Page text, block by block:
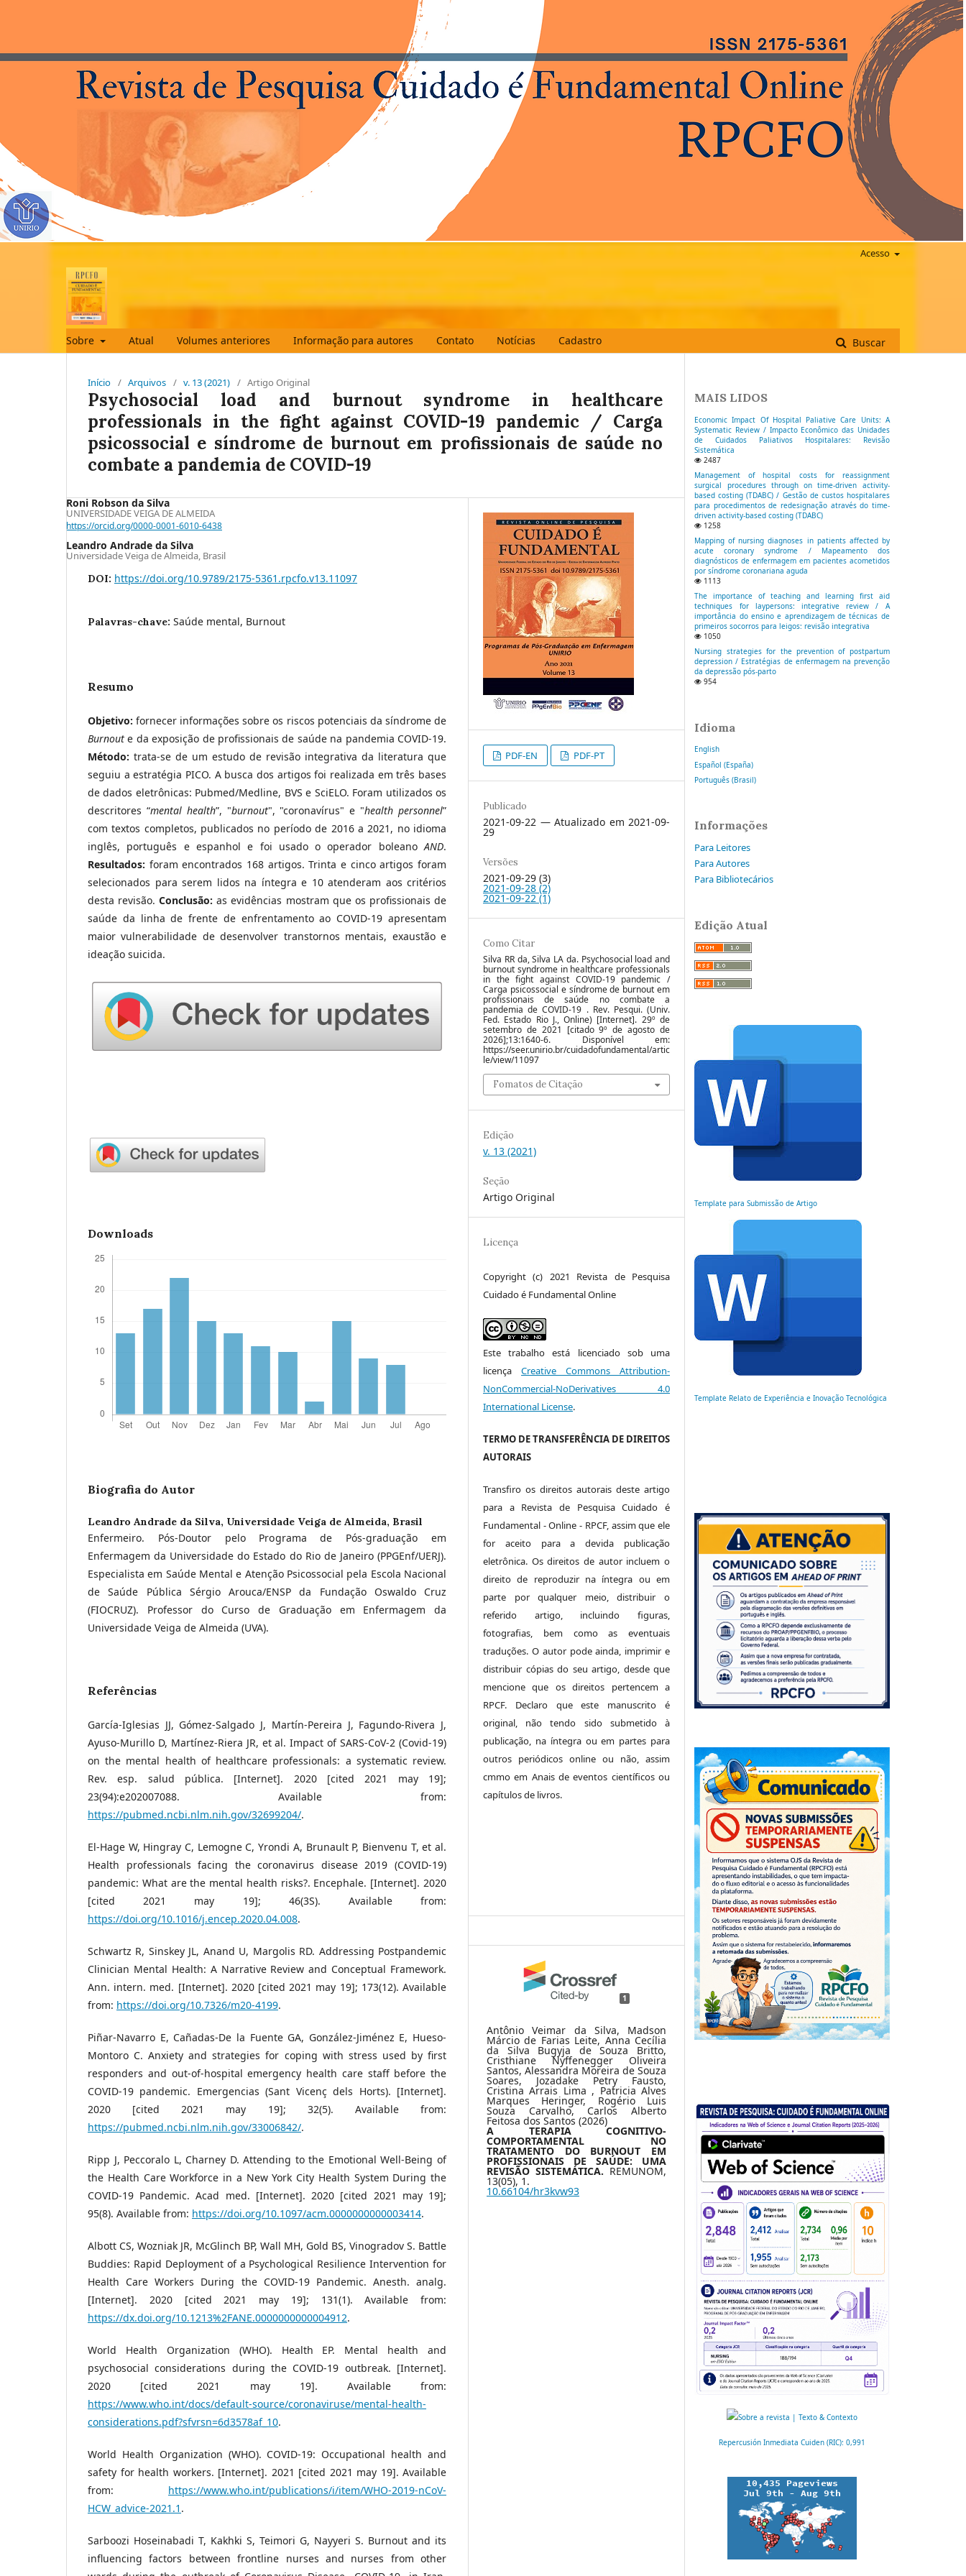
Sobre Atual Volumes anteriores Informação para autores Contato Notícias Cadastro Buscar
Acesso
Início / Arquivos / v. 13 (2021) / Artigo Original
Psychosocial load and burnout syndrome in healthcare
professionals in the fight against COVID-19 pandemic / Carga
psicossocial e síndrome de burnout em profissionais de saúde no
combate a pandemia de COVID-19
Roni Robson da Silva
UNIVERSIDADE VEIGA DE ALMEIDA
https://orcid.org/0000-0001-6010-6438
Leandro Andrade da Silva
Universidade Veiga de Almeida, Brasil
DOI: https://doi.org/10.9789/2175-5361.rpcfo.v13.11097
Palavras-chave: Saúde mental, Burnout
Resumo
Objetivo: fornecer informações sobre os riscos potenciais da síndrome de
Burnout e da exposição de profissionais de saúde na pandemia COVID-19.
Método: trata-se de um estudo de revisão integrativa da literatura que
seguiu a estratégia PICO. A busca dos artigos foi realizada em três bases
de dados eletrônicas: Pubmed/Medline, BVS e SciELO. Foram utilizados os
descritores “mental health”, "burnout", "coronavírus" e "health personnel”
com textos completos, publicados no período de 2016 a 2021, no idioma
inglês, português e espanhol e foi usado o operador boleano AND.
Resultados: foram encontrados 168 artigos. Trinta e cinco artigos foram
selecionados para serem lidos na íntegra e 10 atenderam aos critérios
desta revisão.Conclusão: as evidências mostram que os profissionais de
saúde da linha de frente de enfrentamento ao COVID-19 apresentam
maior vulnerabilidade de desenvolver transtornos mentais, exaustão e
ideação suicida.
Downloads
Biografia do Autor
Leandro Andrade da Silva, Universidade Veiga de Almeida, Brasil
Enfermeiro. Pós-Doutor pelo Programa de Pós-graduação em
Enfermagem da Universidade do Estado do Rio de Janeiro (PPGEnf/UERJ).
Especialista em Saúde Mental e Atenção Psicossocial pela Escola Nacional
de Saúde Pública Sérgio Arouca/ENSP da Fundação Oswaldo Cruz
(FIOCRUZ). Professor do Curso de Graduação em Enfermagem da
Universidade Veiga de Almeida (UVA).
Referências
García-Iglesias JJ, Gómez-Salgado J, Martín-Pereira J, Fagundo-Rivera J,
Ayuso-Murillo D, Martínez-Riera JR, et al. Impact of SARS-CoV-2 (Covid-19)
on the mental health of healthcare professionals: a systematic review.
Rev. esp. salud pública. [Internet]. 2020 [cited 2021 may 19];
23(94):e202007088. Available from:
https://pubmed.ncbi.nlm.nih.gov/32699204/.
El-Hage W, Hingray C, Lemogne C, Yrondi A, Brunault P, Bienvenu T, et al.
Health professionals facing the coronavirus disease 2019 (COVID-19)
pandemic: What are the mental health risks?. Encephale. [Internet]. 2020
[cited 2021 may 19]; 46(3S). Available from:
https://doi.org/10.1016/j.encep.2020.04.008.
Schwartz R, Sinskey JL, Anand U, Margolis RD. Addressing Postpandemic
Clinician Mental Health: A Narrative Review and Conceptual Framework.
Ann. intern. med. [Internet]. 2020 [cited 2021 may 19]; 173(12). Available
from: https://doi.org/10.7326/m20-4199.
Piñar-Navarro E, Cañadas-De la Fuente GA, González-Jiménez E, Hueso-
Montoro C. Anxiety and strategies for coping with stress used by first
responders and out-of-hospital emergency health care staff before the
COVID-19 pandemic. Emergencias (Sant Vicenç dels Horts). [Internet].
2020 [cited 2021 may 19]; 32(5). Available from:
https://pubmed.ncbi.nlm.nih.gov/33006842/.
Ripp J, Peccoralo L, Charney D. Attending to the Emotional Well-Being of
the Health Care Workforce in a New York City Health System During the
COVID-19 Pandemic. Acad med. [Internet]. 2020 [cited 2021 may 19];
95(8). Available from: https://doi.org/10.1097/acm.0000000000003414.
Albott CS, Wozniak JR, McGlinch BP, Wall MH, Gold BS, Vinogradov S. Battle
Buddies: Rapid Deployment of a Psychological Resilience Intervention for
Health Care Workers During the COVID-19 Pandemic. Anesth. analg.
[Internet]. 2020 [cited 2021 may 19]; 131(1). Available from:
https://dx.doi.org/10.1213%2FANE.0000000000004912.
World Health Organization (WHO). Health EP. Mental health and
psychosocial considerations during the COVID-19 outbreak. [Internet].
2020 [cited 2021 may 19]. Available from:
https://www.who.int/docs/default-source/coronaviruse/mental-health-
considerations.pdf?sfvrsn=6d3578af_10.
World Health Organization (WHO). COVID-19: Occupational health and
safety for health workers. [Internet]. 2021 [cited 2021 may 19]. Available
from: https://www.who.int/publications/i/item/WHO-2019-nCoV-
HCW_advice-2021.1 .
Sarboozi Hoseinabadi T, Kakhki S, Teimori G, Nayyeri S. Burnout and its
influencing factors between frontline nurses and nurses from other
PDF-EN PDF-PT
Publicado
2021-09-22 — Atualizado em 2021-09-
29
Versões
2021-09-29 (3)
2021-09-28 (2)
2021-09-22 (1)
Como Citar
Silva RR da, Silva LA da. Psychosocial load and
burnout syndrome in healthcare professionals
in the fight against COVID-19 pandemic /
Carga psicossocial e síndrome de burnout em
profissionais de saúde no combate a
pandemia de COVID-19 . Rev. Pesqui. (Univ.
Fed. Estado Rio J., Online) [Internet]. 29º de
setembro de 2021 [citado 9º de agosto de
2026];13:1640-6. Disponível em:
https://seer.unirio.br/cuidadofundamental/artic
le/view/11097
Fomatos de Citação
Edição
v. 13 (2021)
Seção
Artigo Original
Licença
Copyright (c) 2021 Revista de Pesquisa
Cuidado é Fundamental Online
Este trabalho está licenciado sob uma
licença Creative Commons Attribution-
NonCommercial-NoDerivatives 4.0
International License.
TERMO DE TRANSFERÊNCIA DE DIREITOS
AUTORAIS
Transfiro os direitos autorais deste artigo
para a Revista de Pesquisa Cuidado é
Fundamental - Online - RPCF, assim que ele
for aceito para a devida publicação
eletrônica. Os direitos de autor incluem o
direito de reproduzir na íntegra ou em
parte por qualquer meio, distribuir o
referido artigo, incluindo figuras,
fotografias, bem como as eventuais
traduções. O autor pode ainda, imprimir e
distribuir cópias do seu artigo, desde que
mencione que os direitos pertencem a
RPCF. Declaro que este manuscrito é
original, não tendo sido submetido à
publicação, na íntegra ou em partes para
outros periódicos online ou não, assim
cmmo em Anais de eventos científicos ou
capítulos de livros.
1
Antônio Veimar da Silva, Madson
Márcio de Farias Leite, Anna Cecília
da Silva Bugyja de Souza Britto,
Cristhiane Nyffenegger Oliveira
Santos, Alessandra Moreira de Souza
Soares, Jozadake Petry Fausto,
Cristina Arrais Lima , Patricia Alves
Marques Heringer, Rogério Luis
Souza Carvalho, Carlos Alberto
Feitosa dos Santos (2026)
A TERAPIA COGNITIVO-
COMPORTAMENTAL NO
TRATAMENTO DO BURNOUT EM
PROFISSIONAIS DE SAÚDE: UMA
REVISÃO SISTEMÁTICA. REMUNOM,
13(05), 1.
10.66104/hr3kvw93
MAIS LIDOS
Economic Impact Of Hospital Paliative Care Units: A
Systematic Review / Impacto Econômico das Unidades
de Cuidados Paliativos Hospitalares: Revisão
Sistemática
2487
Management of hospital costs for reassignment
surgical procedures through on time-driven activity-
based costing (TDABC) / Gestão de custos hospitalares
para procedimentos de redesignação através do time-
driven activity-based costing (TDABC)
1258
Mapping of nursing diagnoses in patients affected by
acute coronary syndrome / Mapeamento dos
diagnósticos de enfermagem em pacientes acometidos
por síndrome coronariana aguda
1113
The importance of teaching and learning first aid
techniques for laypersons: integrative review / A
importância do ensino e aprendizagem de técnicas de
primeiros socorros para leigos: revisão integrativa
1050
Nursing strategies for the prevention of postpartum
depression / Estratégias de enfermagem na prevenção
da depressão pós-parto
954
Idioma
English
Español (España)
Português (Brasil)
Informações
Para Leitores
Para Autores
Para Bibliotecários
Edição Atual
Template para Submissão de Artigo
Template Relato de Experiência e Inovação Tecnológica
Repercusión Inmediata Cuiden (RIC): 0,991